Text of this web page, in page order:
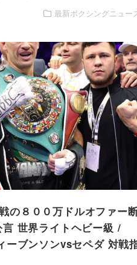
最新ボクシングニュー
の８００万ドルオファー
世界ライトヘビー級 /
ーブンソンvsセペダ 対戦